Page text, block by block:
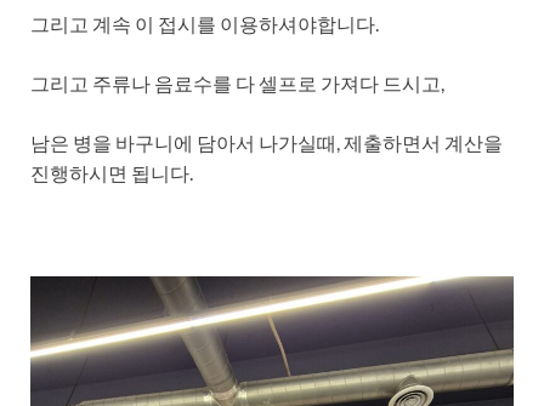
그리고 계속 이 접시를 이용하셔야합니다.
그리고 주류나 음료수를 다 셀프로 가져다 드시고,
남은 병을 바구니에 담아서 나가실때, 제출하면서 계산을
진행하시면 됩니다.